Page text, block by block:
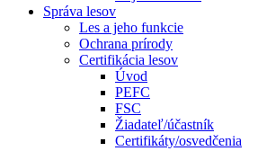
Správa lesov
Les a jeho funkcie
Ochrana prírody
Certifikácia lesov
Úvod
PEFC
FSC
Žiadateľ/účastník
Certifikáty/osvedčenia